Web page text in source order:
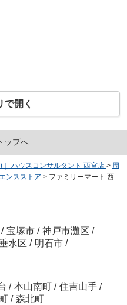
で開く
ップへ
ハウスコンサルタント 西宮店 > 周
ンスストア > ファミリーマート 西
/ 宝塚市 / 神戸市灘区 /
水区 / 明石市 /
/ 本山南町 / 住吉山手 /
/ 森北町